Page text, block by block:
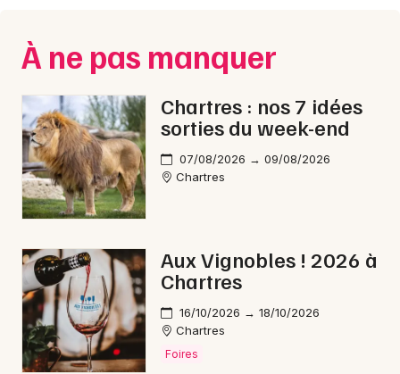
Concerts
Sports
Soirées
Sorties famille
Sorties & loisirs
Pop / folk en Eure-et-Loir
Pop / folk dans le Centre
Nice
Paris
Strasbourg
Toulouse
Toutes les villes
À ne pas manquer
Chartres : nos 7 idées
sorties du week-end
07/08/2026 → 09/08/2026
Chartres
Aux Vignobles ! 2026 à
Chartres
16/10/2026 → 18/10/2026
Chartres
Foires